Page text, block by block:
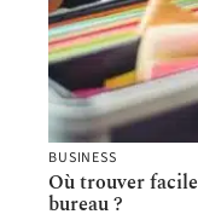
BUSINESS
Où trouver
bureau ?